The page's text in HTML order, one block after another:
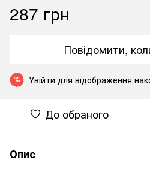
287 грн
Повідомити,
% Увійти для відображення
До обраного
Опис